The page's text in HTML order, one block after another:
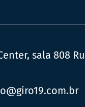
sala 808